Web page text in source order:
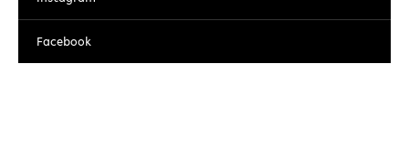
Facebook